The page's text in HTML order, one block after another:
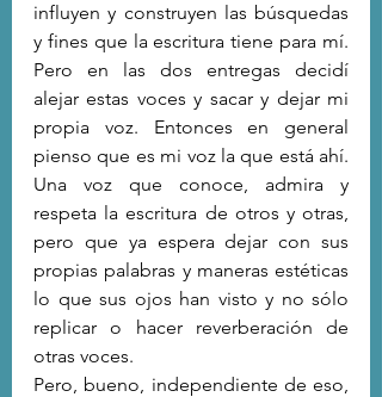
influyen y construyen las búsquedas
y fines que la escritura tiene para mí.
Pero en las dos entregas decidí
alejar estas voces y sacar y dejar mi
propia voz. Entonces en general
pienso que es mi voz la que está ahí.
Una voz que conoce, admira y
respeta la escritura de otros y otras,
pero que ya espera dejar con sus
propias palabras y maneras estéticas
lo que sus ojos han visto y no sólo
replicar o hacer reverberación de
otras voces.
Pero, bueno, independiente de eso,